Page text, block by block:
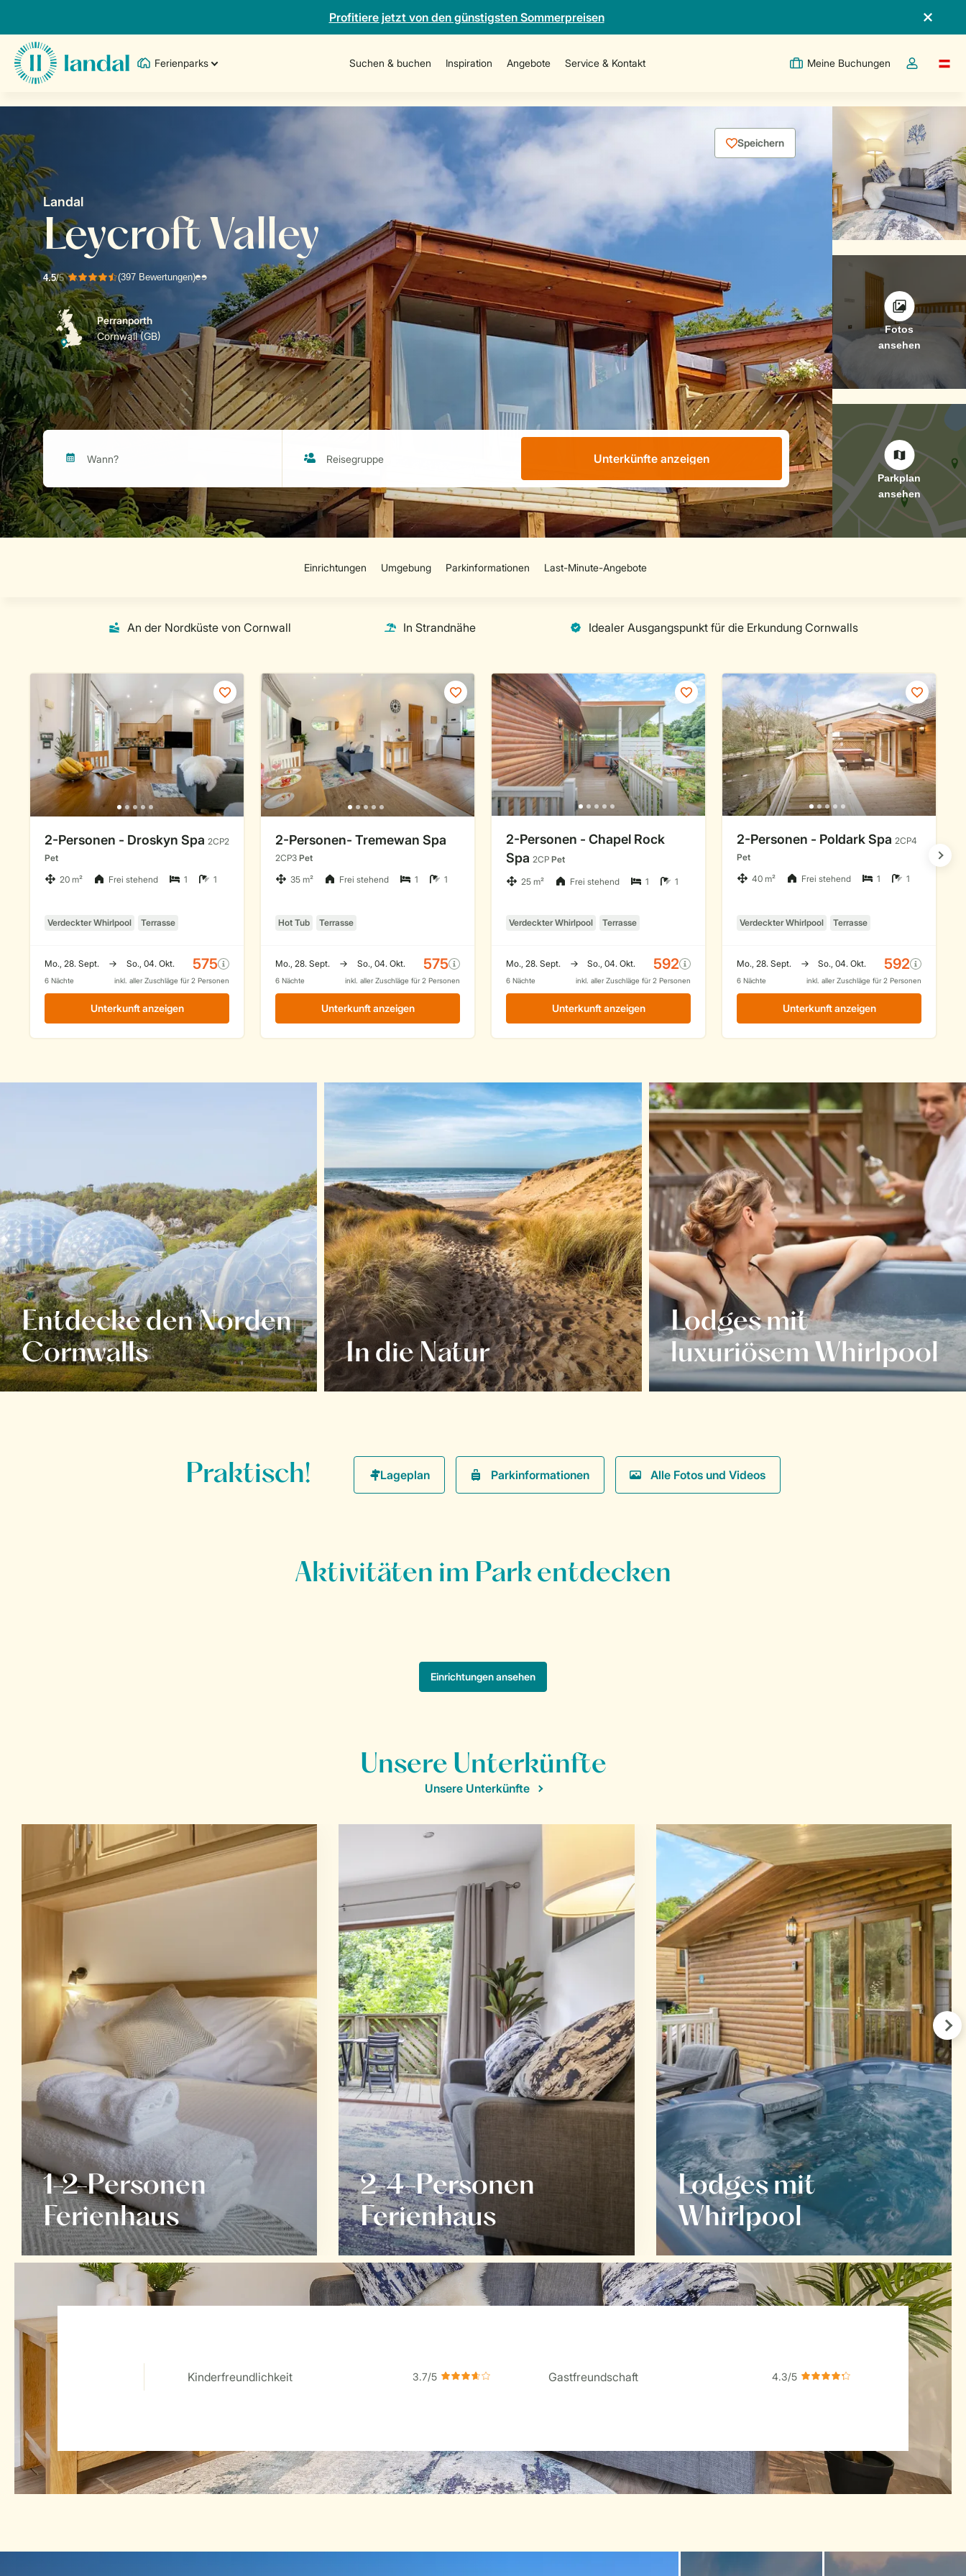
Profitiere jetzt von den günstigsten Sommerpreisen
Ferienparks Suchen & buchen Inspiration Angebote Service & Kontakt Meine Buchungen
Dropdown-
Unterkünfte anzeigen
Entdecke den Norden
Cornwalls
In die Natur
Lodges mit
luxuriösem Whirlpool
Praktisch! Parkinformationen Alle Fotos und Videos
Unsere Unterkünfte
Unsere Unterkünfte
1-2-Personen
Ferienhaus
2-4-Personen
Ferienhaus
Lodges mit
Whirlpool
Service Rating from our guests
Kinderfreundlichkeit Gastfreundschaft